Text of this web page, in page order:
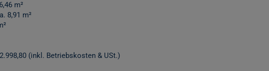
m²
8,91 m²
(inkl. Betriebskosten & USt.)​​​​​​